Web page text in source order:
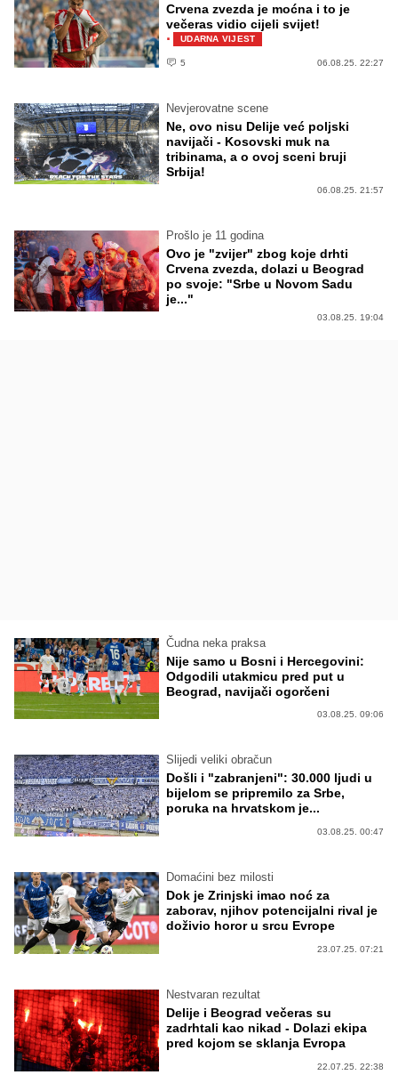
Crvena zvezda je moćna i to je
večeras vidio cijeli svijet!
· UDARNA VIJEST
5 06.08.25. 22:27
Nevjerovatne scene
Ne, ovo nisu Delije već poljski
navijači - Kosovski muk na
tribinama, a o ovoj sceni bruji
Srbija!
06.08.25. 21:57
Prošlo je 11 godina
Ovo je "zvijer" zbog koje drhti
Crvena zvezda, dolazi u Beograd
po svoje: "Srbe u Novom Sadu
je..."
03.08.25. 19:04
Čudna neka praksa
Nije samo u Bosni i Hercegovini:
Odgodili utakmicu pred put u
Beograd, navijači ogorčeni
03.08.25. 09:06
Slijedi veliki obračun
Došli i "zabranjeni": 30.000 ljudi u
bijelom se pripremilo za Srbe,
poruka na hrvatskom je...
03.08.25. 00:47
Domaćini bez milosti
Dok je Zrinjski imao noć za
zaborav, njihov potencijalni rival je
doživio horor u srcu Evrope
23.07.25. 07:21
Nestvaran rezultat
Delije i Beograd večeras su
zadrhtali kao nikad - Dolazi ekipa
pred kojom se sklanja Evropa
22.07.25. 22:38